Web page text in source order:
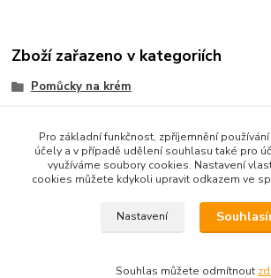
Zboží zařazeno v kategoriích
Pomůcky na krém
vystavit kupujícímu účtenku. Zároveň je
přijatou tržbu u správce daně online; v případě
Pro základní funkčnost, zpříjemnění
účely a v případě udělení souhlasu také pro
využíváme soubory cookies. Nastavení
cookies můžete kdykoli upravit odkazem ve
Nastavení
Souhlas můžete odmítnout